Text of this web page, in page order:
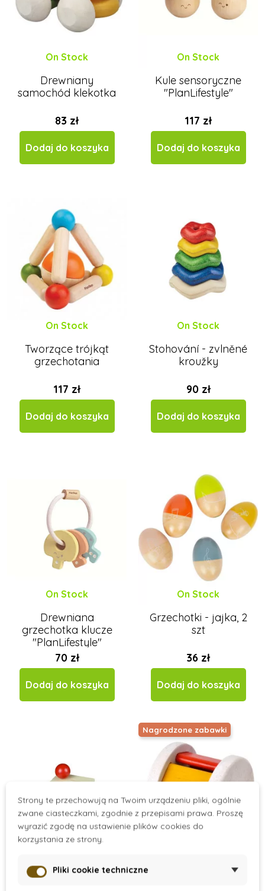
On Stock
Drewniany
samochód klekotka
83 zł
Dodaj do koszyka
On Stock
Kule sensoryczne
"PlanLifestyle"
117 zł
Dodaj do koszyka
On Stock
Tworzące trójkąt
grzechotania
117 zł
Dodaj do koszyka
On Stock
Stohování - zvlněné
kroužky
90 zł
Dodaj do koszyka
On Stock
Drewniana
grzechotka klucze
"PlanLifestyle"
70 zł
Dodaj do koszyka
On Stock
Grzechotki - jajka, 2
szt
36 zł
Dodaj do koszyka
Nagrodzone zabawki
Strony te przechowują na Twoim urządzeniu pliki, ogólnie
zwane ciasteczkami, zgodnie z przepisami prawa. Proszę
wyrazić zgodę na ustawienie plików cookies do
korzystania ze strony.
Pliki cookie techniczne